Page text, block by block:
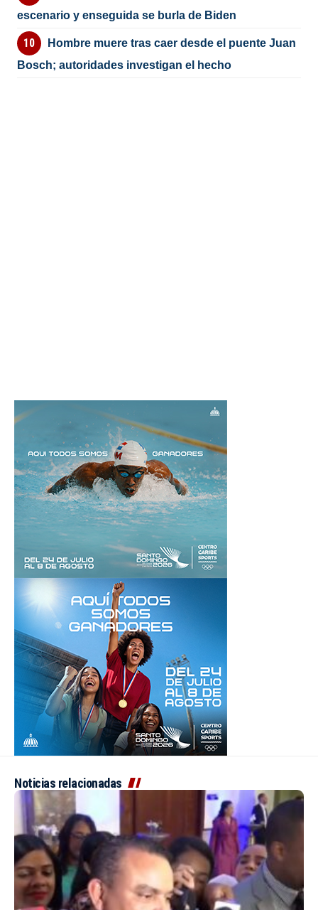
escenario y enseguida se burla de Biden
Hombre muere tras caer desde el puente Juan
Bosch; autoridades investigan el hecho
Noticias relacionadas